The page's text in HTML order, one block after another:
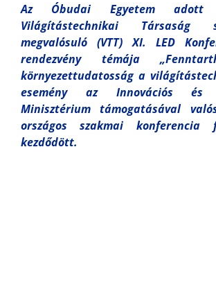
Az Óbudai Egyetem
Világítástechnikai Társaság
megvalósuló (VTT) XI. LED
rendezvény témája
környezettudatosság a
esemény az Innovációs és
Minisztérium támogatásával
országos szakmai konferencia
kezdődött.